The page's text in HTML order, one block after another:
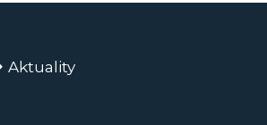
Aktuality